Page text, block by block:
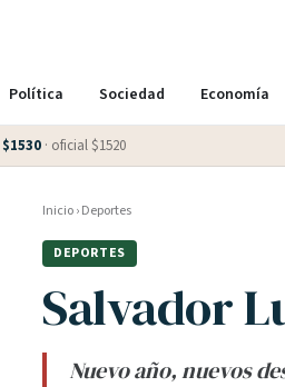
Política Sociedad Economía
$1530 · oficial $1520
Inicio›Deportes
DEPORTES
Salvador
Nuevo año, nuevos